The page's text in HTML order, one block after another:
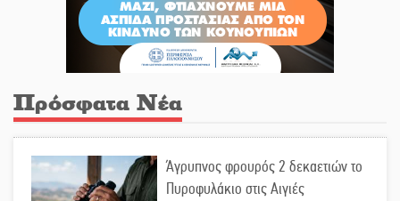
Πρόσφατα Νέα
Άγρυπνος φρουρός 2 δεκαετιών το
Πυροφυλάκιο στις Αιγιές